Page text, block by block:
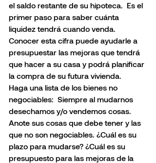
el saldo restante de su hipoteca.  Es el
primer paso para saber cuánta
liquidez tendrá cuando venda.
Conocer esta cifra puede ayudarle a
presupuestar las mejoras que tendrá
que hacer a su casa y podrá planificar
la compra de su futura vivienda.
Haga una lista de los bienes no
negociables:  Siempre al mudarnos
desechamos y/o vendemos cosas.
Anote sus cosas que debe tener y las
que no son negociables. ¿Cuál es su
plazo para mudarse? ¿Cuál es su
presupuesto para las mejoras de la